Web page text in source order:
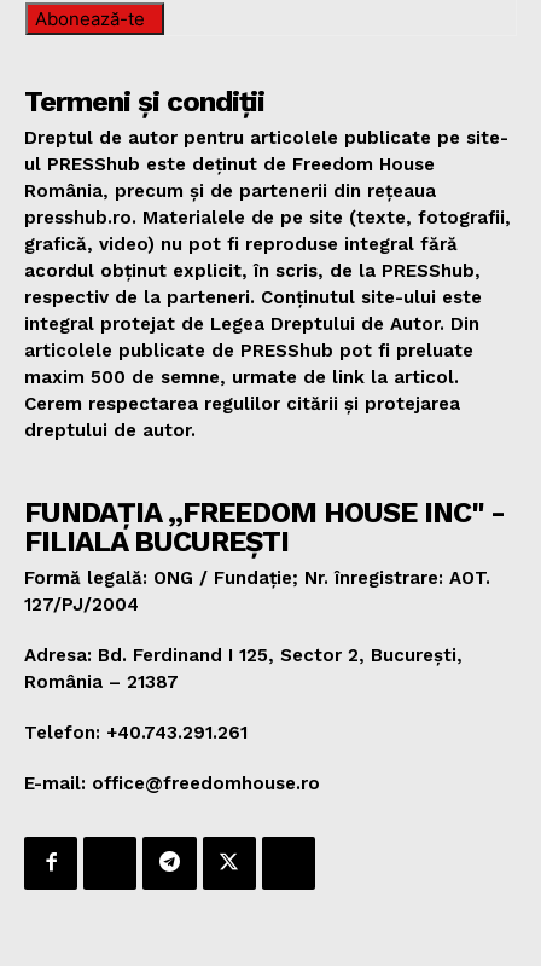
Abonează-te
Termeni și condiții
Dreptul de autor pentru articolele publicate pe site-
ul PRESShub este deținut de Freedom House
România, precum și de partenerii din rețeaua
presshub.ro. Materialele de pe site (texte, fotografii,
grafică, video) nu pot fi reproduse integral fără
acordul obținut explicit, în scris, de la PRESShub,
respectiv de la parteneri. Conținutul site-ului este
integral protejat de Legea Dreptului de Autor. Din
articolele publicate de PRESShub pot fi preluate
maxim 500 de semne, urmate de link la articol.
Cerem respectarea regulilor citării și protejarea
dreptului de autor.
FUNDAȚIA „FREEDOM HOUSE INC" -
FILIALA BUCUREȘTI
Formă legală: ONG / Fundație; Nr. înregistrare: AOT.
127/PJ/2004
Adresa: Bd. Ferdinand I 125, Sector 2, București,
România – 21387
Telefon: +40.743.291.261
E-mail: office@freedomhouse.ro